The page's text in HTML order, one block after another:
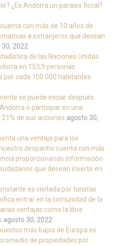
¿Es Andorra un paraíso fiscal?
con más de 10 años de
a extranjeros que desean
2022
de las Naciones Unidas
en 153,9 personas
por cada 100.000 habitantes
se puede iniciar después
o participar en una
de sus acciones agosto 30,
una ventaja para los
despacho cuenta con más
proporcionando información
que desean invertir en
es visitada por turistas.
entrar en la comunidad de la
ventajas como la libre
agosto 30, 2022
más bajos de Europa es
de propiedades por